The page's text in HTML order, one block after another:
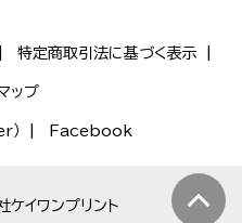
特定商取引法に基づく表示
ップ
） Facebook
イワンプリント